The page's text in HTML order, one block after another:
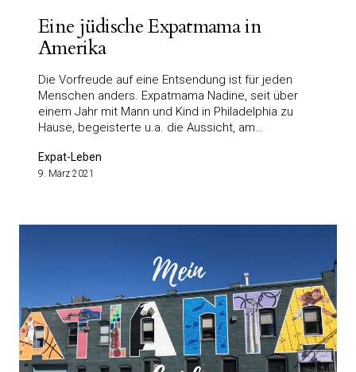
Eine jüdische Expatmama in
Amerika
Die Vorfreude auf eine Entsendung ist für jeden
Menschen anders. Expatmama Nadine, seit über
einem Jahr mit Mann und Kind in Philadelphia zu
Hause, begeisterte u.a. die Aussicht, am…
Expat-Leben
9. März 2021